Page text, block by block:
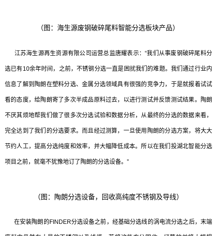
（图：海生源废钢破碎尾料智能分选板块产品）
江苏海生源再生资源有限公司运营总监唐耀表示：“我们从事废钢破碎尾料分
选已有10余年时间，之前，不锈钢分选一直是困扰我们的难题。我们通过行业内
信息了解到陶朗在塑料分选、金属分选领域具有很强的竞争力，于是就报着试试
看的态度，给陶朗寄了多次半成品原料过去，以进行测试并反馈测试结果。陶朗
不厌其烦地帮我们做了很多次分选试验和数据分析，从最终的分选的数据来看，
完全达到了我们的分选要求。而且经过测算，一旦使用陶朗的分选方案，将大大
节约人工，提高分选纯度和效率，并大幅降低成本。所以在我们投湖北智能分选
项目之前，就毫不犹豫地订了陶朗的分选设备。”
（图：陶朗分选设备，回收高纯度不锈钢及导线）
在安装陶朗的FINDER分选设备之前，经基础分选线的涡电流分选之后，末端